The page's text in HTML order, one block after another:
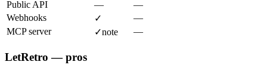
Public API
—
—
Webhooks
✓
—
MCP server
✓note —
LetRetro — pros